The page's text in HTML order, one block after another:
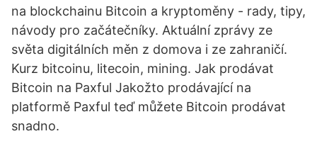
na blockchainu Bitcoin a kryptoměny - rady, tipy,
návody pro začátečníky. Aktuální zprávy ze
světa digitálních měn z domova i ze zahraničí.
Kurz bitcoinu, litecoin, mining. Jak prodávat
Bitcoin na Paxful Jakožto prodávající na
platformě Paxful teď můžete Bitcoin prodávat
snadno.